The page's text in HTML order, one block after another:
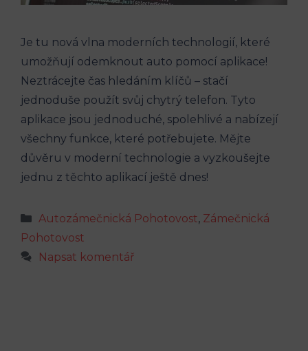
Je tu nová vlna moderních technologií, které
umožňují odemknout auto pomocí aplikace!
Neztrácejte čas hledáním klíčů – stačí
jednoduše použít svůj chytrý telefon. Tyto
aplikace jsou jednoduché, spolehlivé a nabízejí
všechny funkce, které potřebujete. Mějte
důvěru v moderní technologie a vyzkoušejte
jednu z těchto aplikací ještě dnes!
Rubriky
Autozámečnická Pohotovost, Zámečnická
Pohotovost
Napsat komentář